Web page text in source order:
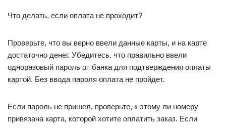
Что делать, если оплата не проходит?
Проверьте, что вы верно ввели данные карты, и на карте
достаточно денег. Убедитесь, что правильно ввели
одноразовый пароль от банка для подтверждения оплаты
картой. Без ввода пароля оплата не пройдет.
Если пароль не пришел, проверьте, к этому ли номеру
привязана карта, которой хотите оплатить заказ. Если